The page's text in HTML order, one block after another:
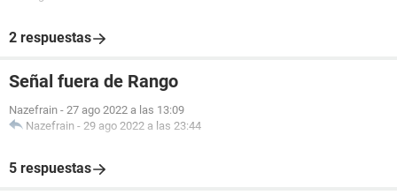
2 respuestas
Señal fuera de Rango
Nazefrain - 27 ago 2022 a las 13:09
Nazefrain - 29 ago 2022 a las 23:44
5 respuestas